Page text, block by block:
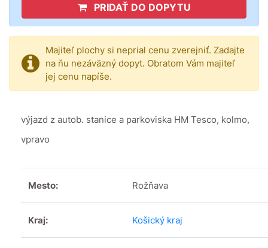
PRIDAŤ DO DOPYTU
Majiteľ plochy si neprial cenu zverejniť. Zadajte
na ňu nezáväzný dopyt. Obratom Vám majiteľ
jej cenu napíše.
výjazd z autob. stanice a parkoviska HM Tesco, kolmo,
vpravo
Mesto: Rožňava
Kraj: Košický kraj